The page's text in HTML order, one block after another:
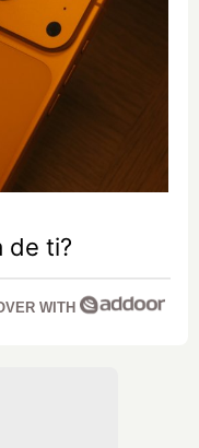
de ti?
WITH